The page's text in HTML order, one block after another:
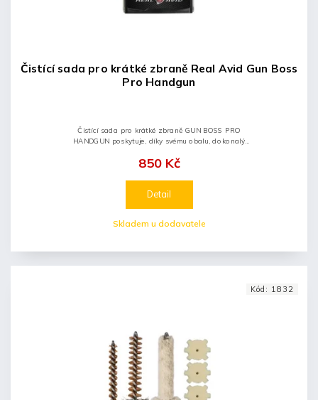
Čistící sada pro krátké zbraně Real Avid Gun Boss
Pro Handgun
Skladem u dodavatele
850 Kč
Detail
Čistící sada pro krátké zbraně GUN BOSS PRO
HANDGUN poskytuje, díky svému obalu, dokonalý
otvory k uchycení kartáčku nebo...
Kód: 1832